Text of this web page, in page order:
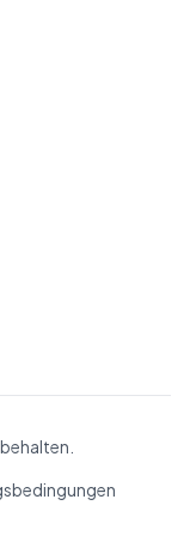
gibt
die er
als
ist er
jungen